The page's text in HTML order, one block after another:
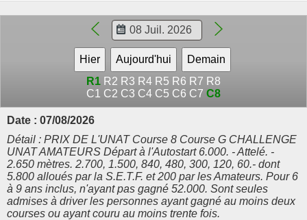
R1 R2 R3 R4 R5 R6 R7 R8
C1 C2 C3 C4 C5 C6 C7 C8
Date : 07/08/2026
Détail : PRIX DE L'UNAT Course 8 Course G CHALLENGE
UNAT AMATEURS Départ à l'Autostart 6.000. - Attelé. -
2.650 mètres. 2.700, 1.500, 840, 480, 300, 120, 60.- dont
5.800 alloués par la S.E.T.F. et 200 par les Amateurs. Pour 6
à 9 ans inclus, n'ayant pas gagné 52.000. Sont seules
admises à driver les personnes ayant gagné au moins deux
courses ou ayant couru au moins trente fois.